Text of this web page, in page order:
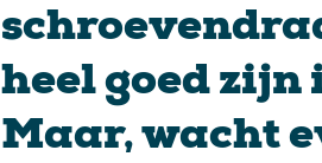
heel goed zijn
Maar, wacht